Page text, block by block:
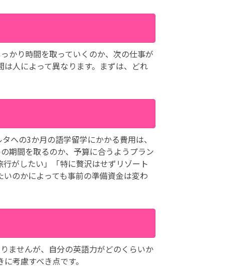
かり時間を取っていくのか、次の仕事が
人によって異なります。まずは、どれ
への3か月の語学留学にかかる費用は、
期間を取るのか、予算に合うようプラン
がしたい」「特に贅沢はせずリゾート
のかによっても事前の準備資金は変わ
ませんが、自分の英語力がどのくらいか
考慮すべき点です。